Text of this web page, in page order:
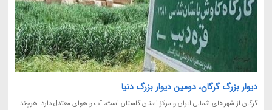
دیوار بزرگ گرگان، دومین دیوار بزرگ دنیا
گرگان از شهرهای شمالی ایران و مرکز استان گلستان است، آب و هوای معتدل دارد. هرچند